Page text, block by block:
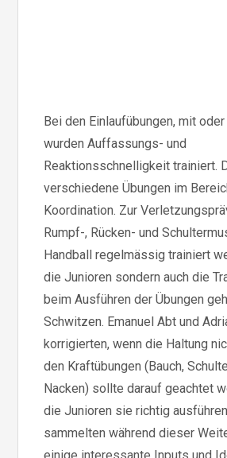
Bei den Einlaufübungen, mit
wurden Auffassungs- und
Reaktionsschnelligkeit trainiert.
verschiedene Übungen im
Koordination. Zur
Rumpf-, Rücken- und
Handball regelmässig trainiert
die Junioren sondern auch die
beim Ausführen der Übungen
Schwitzen. Emanuel Abt und
korrigierten, wenn die Haltung
den Kraftübungen (Bauch,
Nacken) sollte darauf geachtet
die Junioren sie richtig
sammelten während dieser